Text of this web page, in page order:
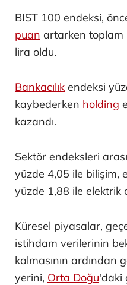
BIST 100 endeksi,
puan artarken toplam
lira oldu.
Bankacılık endeksi
kaybederken holding
kazandı.
Sektör endeksleri
yüzde 4,05 ile bilişim,
yüzde 1,88 ile elektrik
Küresel piyasalar,
istihdam verilerinin
kalmasının ardından
yerini, Orta Doğu'daki